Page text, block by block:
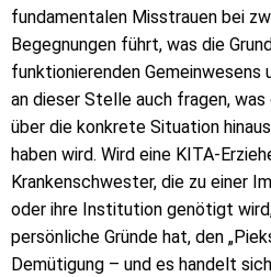
fundamentalen Misstrauen bei
Begegnungen führt, was die
funktionierenden Gemeinwesens
an dieser Stelle auch fragen,
über die konkrete Situation
haben wird. Wird eine KITA-
Krankenschwester, die zu einer
oder ihre Institution genötigt
persönliche Gründe hat, den
Demütigung – und es handelt